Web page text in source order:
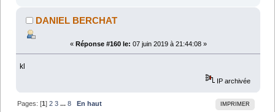
DANIEL BERCHAT
« Réponse #160 le: 07 juin 2019 à 21:44:08 »
kl
IP archivée
IMPRIMER
Pages: [1]2 3 ...8
En haut